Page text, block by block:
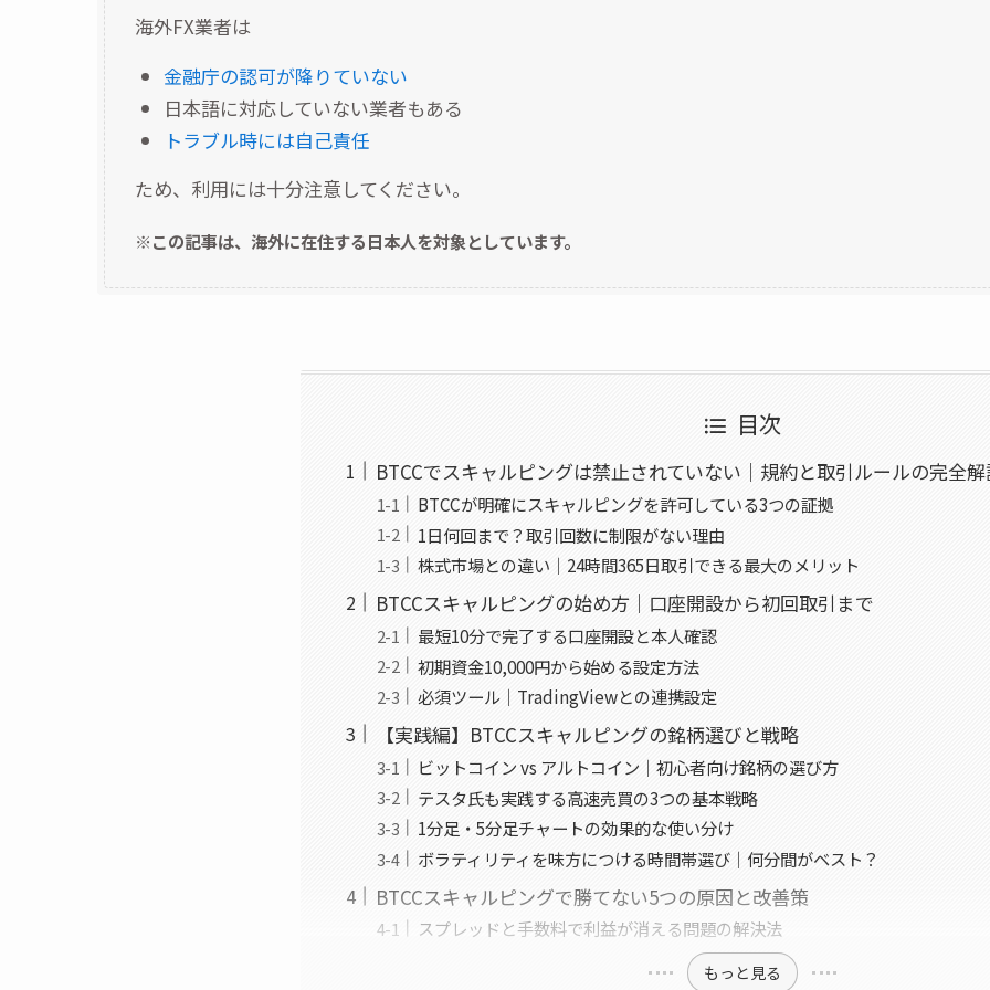
海外FX業者は
金融庁の認可が降りていない
日本語に対応していない業者もある
トラブル時には自己責任
ため、利用には十分注意してください。
※この記事は、海外に在住する日本人を対象としています。
目次
BTCCでスキャルピングは禁止されていない｜規約と取引ルールの完全
BTCCが明確にスキャルピングを許可している3つの証拠
1日何回まで？取引回数に制限がない理由
株式市場との違い｜24時間365日取引できる最大のメリット
BTCCスキャルピングの始め方｜口座開設から初回取引まで
最短10分で完了する口座開設と本人確認
初期資金10,000円から始める設定方法
必須ツール｜TradingViewとの連携設定
【実践編】BTCCスキャルピングの銘柄選びと戦略
ビットコイン vs アルトコイン｜初心者向け銘柄の選び方
テスタ氏も実践する高速売買の3つの基本戦略
1分足・5分足チャートの効果的な使い分け
ボラティリティを味方につける時間帯選び｜何分間がベスト？
BTCCスキャルピングで勝てない5つの原因と改善策
スプレッドと手数料で利益が消える問題の解決法
もっと見る